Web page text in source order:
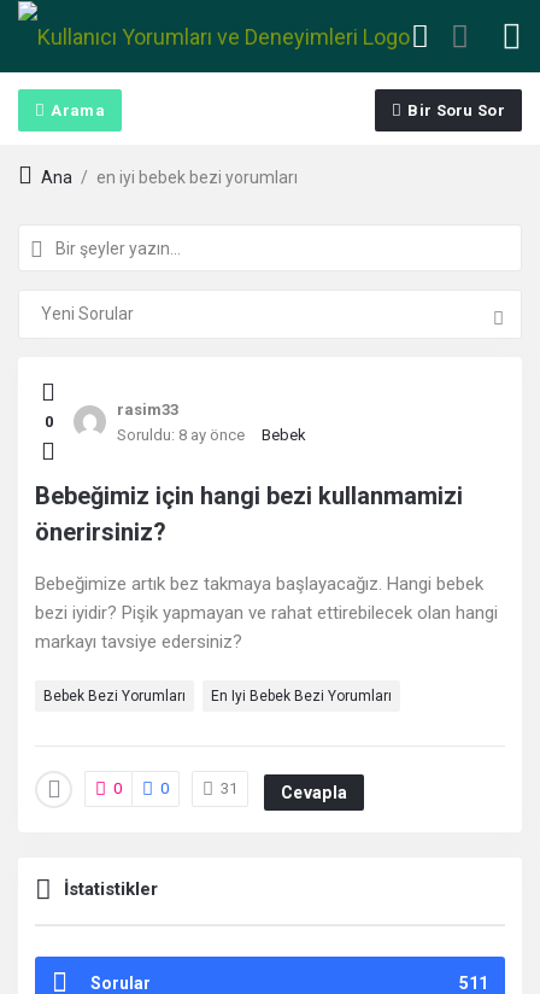
Arama Bir Soru Sor
Ana / en iyi bebek bezi yorumları
Kullanıcı
Yorumları
ve
Deneyimleri
En
sonuncu
Sorular
0
rasim33
Soruldu: 8 ay önce Bebek
Bebeğimiz için hangi bezi kullanmamizi
önerirsiniz?
Bebeğimize artık bez takmaya başlayacağız. Hangi bebek
bezi iyidir? Pişik yapmayan ve rahat ettirebilecek olan hangi
markayı tavsiye edersiniz?
Bebek Bezi Yorumları En Iyi Bebek Bezi Yorumları
0 0 31 Cevapla
İstatistikler
Sorular 511